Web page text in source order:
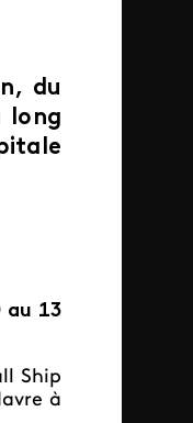
du
long
au 13
Ship
à